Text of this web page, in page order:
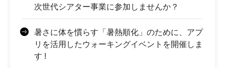
次世代シアター事業に参加しませんか？
暑さに体を慣らす「暑熱順化」のために、アプ
リを活⽤したウォーキングイベントを開催しま
す !